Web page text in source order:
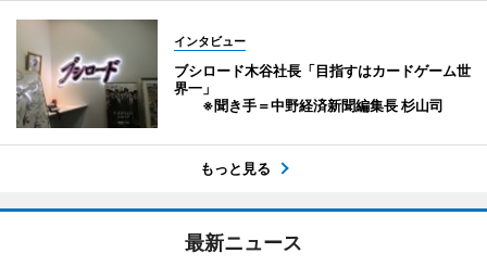
インタビュー
ブシロード木谷社長「目指すはカードゲーム世
界一」
※聞き手＝中野経済新聞編集長 杉山司
もっと見る
最新ニュース